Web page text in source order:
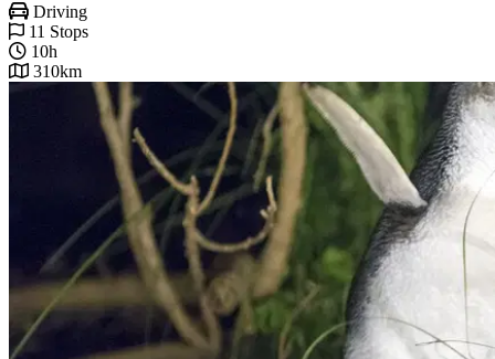
Driving
11 Stops
10h
310km